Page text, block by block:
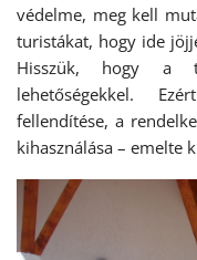
védelme, meg kell
turistákat, hogy ide
Hisszük, hogy a
lehetőségekkel.
fellendítése, a
kihasználása – emelte